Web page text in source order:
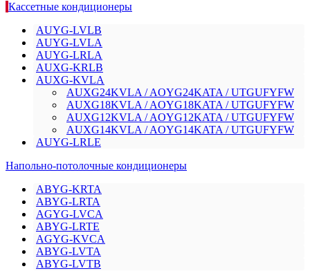
Кассетные кондиционеры
AUYG-LVLB
AUYG-LVLA
AUYG-LRLA
AUXG-KRLB
AUXG-KVLA
AUXG24KVLA / AOYG24KATA / UTGUFYFW
AUXG18KVLA / AOYG18KATA / UTGUFYFW
AUXG12KVLA / AOYG12KATA / UTGUFYFW
AUXG14KVLA / AOYG14KATA / UTGUFYFW
AUYG-LRLE
Напольно-потолочные кондиционеры
ABYG-KRTA
ABYG-LRTA
AGYG-LVCA
ABYG-LRTE
AGYG-KVCA
ABYG-LVTA
ABYG-LVTB